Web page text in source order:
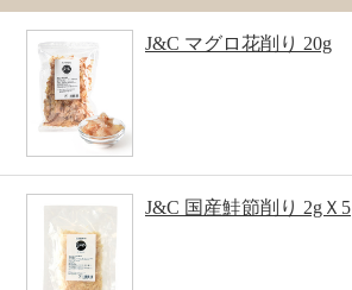
J&C マグロ花削り 20g
J&C 国産鮭節削り 2gＸ5